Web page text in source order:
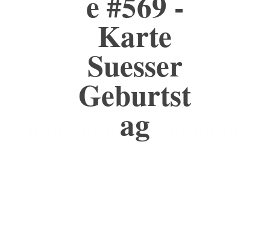
Karte
Suesser
Geburtst
ag